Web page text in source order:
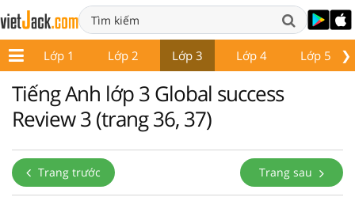
❯
Lớp 1 Lớp 2 Lớp 3 Lớp 4 Lớp 5
Tiếng Anh lớp 3 Global success
Review 3 (trang 36, 37)
Trang trước Trang sau